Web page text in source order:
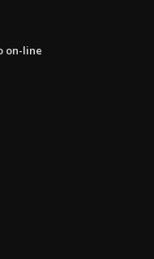
on-line